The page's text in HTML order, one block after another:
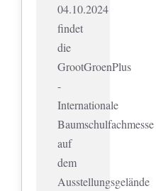
04.10.2024
findet
die
GrootGroenPlus
-
Internationale
Baumschulfachmesse
auf
dem
Ausstellungsgelände